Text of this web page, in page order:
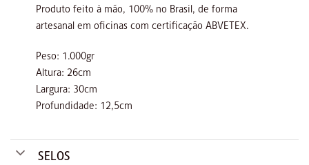
Produto feito à mão, 100% no Brasil, de forma
artesanal em oficinas com certificação ABVETEX.
Peso: 1.000gr
Altura: 26cm
Largura: 30cm
Profundidade: 12,5cm
SELOS